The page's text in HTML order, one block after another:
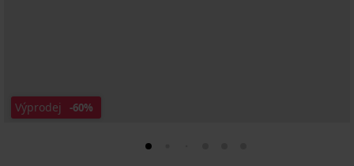
Výprodej -60%